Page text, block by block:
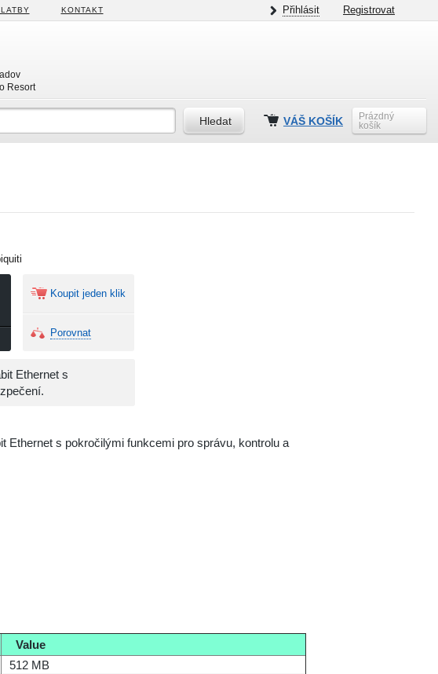
KONTAKT Přihlásit Registrovat
Resort
VÁŠ KOŠÍK
Prázdný
košík
Koupit jeden klik
Porovnat
Ethernet s
Ethernet s pokročilými funkcemi pro správu, kontrolu a
Value
512 MB